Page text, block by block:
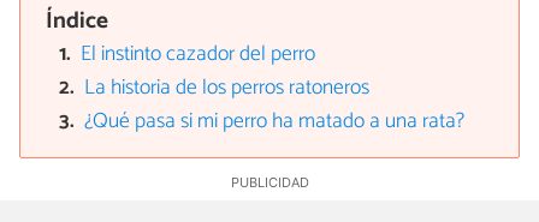
Índice
El instinto cazador del perro
La historia de los perros ratoneros
¿Qué pasa si mi perro ha matado a una rata?